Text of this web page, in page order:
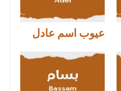
عيوب اسم عادل